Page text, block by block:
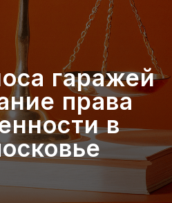
гаражей
права
в